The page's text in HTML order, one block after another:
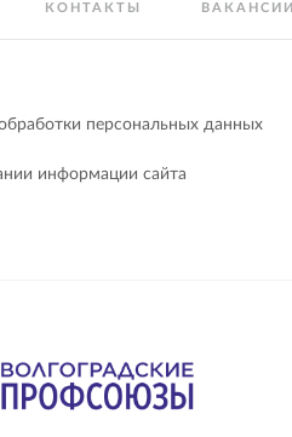
КОНТАКТЫ ВАКАНСИИ
персональных данных
информации сайта